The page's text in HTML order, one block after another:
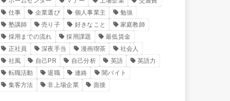
仕事
企業選び 個人事業主
勉強
塾講師
売り子 好きなこと
家庭教師
採用までの流れ
採用課題
最低賃金
正社員
深夜手当 漫画喫茶
社会人
社風
自己PR 自己分析 英語
英語力
転職活動
退職 連絡
闇バイト
集客方法
非上場企業 面接